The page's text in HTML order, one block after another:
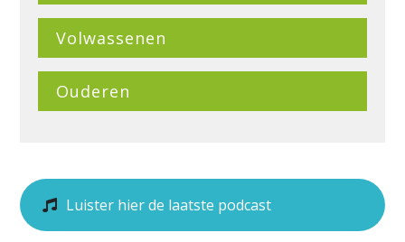
Volwassenen
Ouderen
Luister hier de laatste podcast